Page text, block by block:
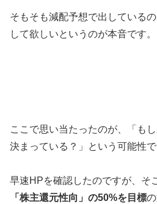
そもそも減配予想で出している
して欲しいというのが本音です。
ここで思い当たったのが、「も
決まっている？」という可能性で
早速HPを確認したのですが、そ
「株主還元性向」の50%を目標の